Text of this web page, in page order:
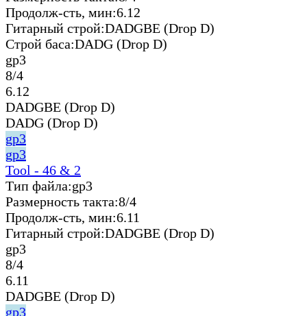
Продолж-сть, мин:6.12
Гитарный строй:DADGBE (Drop D)
Строй баса:DADG (Drop D)
gp3
8/4
6.12
DADGBE (Drop D)
DADG (Drop D)
gp3
gp3
Tool - 46 & 2
Тип файла:gp3
Размерность такта:8/4
Продолж-сть, мин:6.11
Гитарный строй:DADGBE (Drop D)
gp3
8/4
6.11
DADGBE (Drop D)
gp3